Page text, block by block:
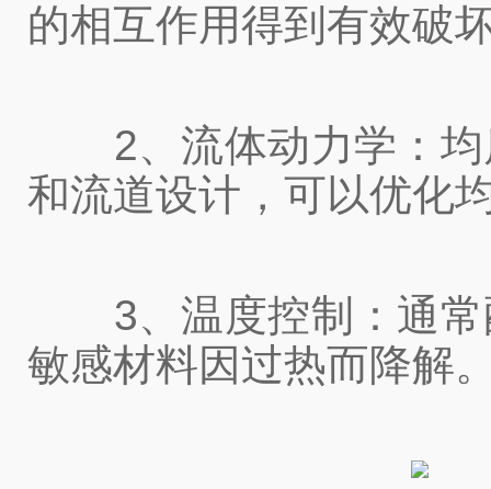
的相互作用得到有效破
2、流体动力学：均
和流道设计，可以优化
3、温度控制：通常
敏感材料因过热而降解